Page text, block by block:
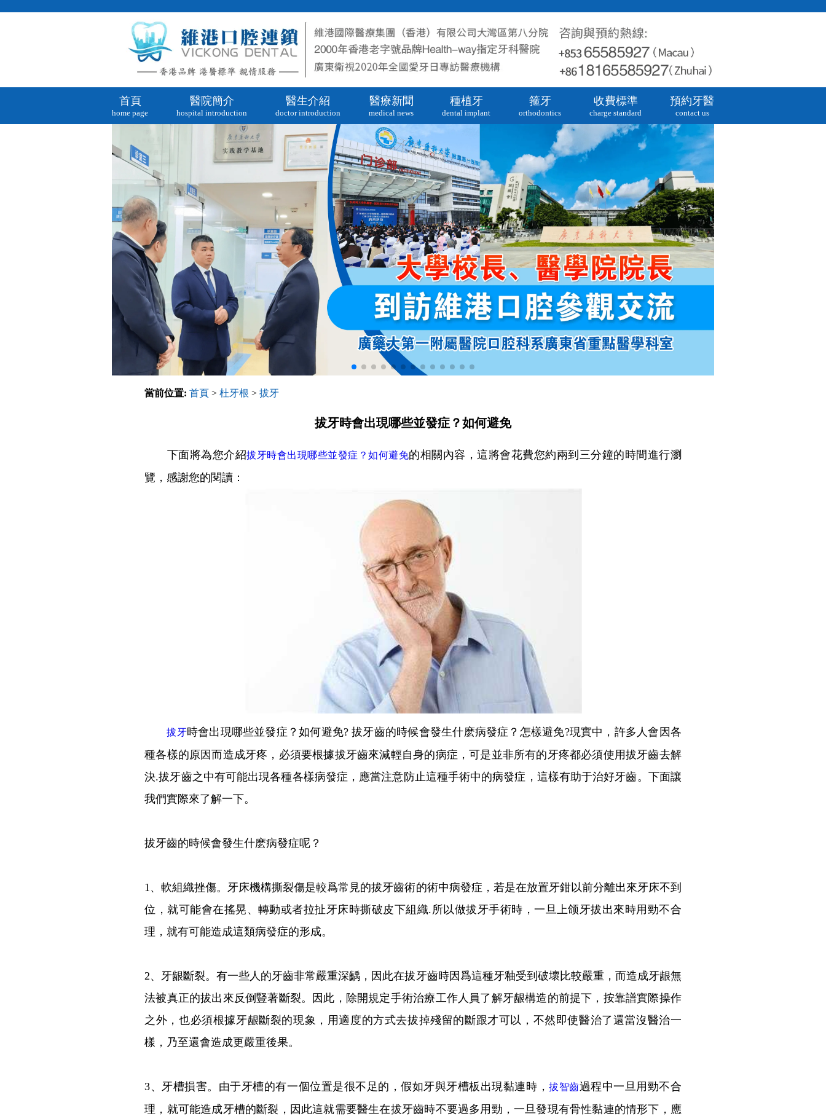
首頁
home page
醫院簡介
hospital introduction
醫生介紹
doctor introduction
醫療新聞
medical news
種植牙
dental implant
箍牙
orthodontics
收費標準
charge standard
預約牙醫
contact us
當前位置: 首頁 >杜牙根 >拔牙
拔牙時會出現哪些並發症？如何避免
下面將為您介紹拔牙時會出現哪些並發症？如何避免的相關內容，這將會花費您約兩到三分鐘的時間進行瀏
覽，感謝您的閱讀：
拔牙時會出現哪些並發症？如何避免? 拔牙齒的時候會發生什麽病發症？怎樣避免?現實中，許多人會因各
種各樣的原因而造成牙疼，必須要根據拔牙齒來減輕自身的病症，可是並非所有的牙疼都必須使用拔牙齒去解
決.拔牙齒之中有可能出現各種各樣病發症，應當注意防止這種手術中的病發症，這樣有助于治好牙齒。下面讓
我們實際來了解一下。
拔牙齒的時候會發生什麽病發症呢？
1、軟組織挫傷。牙床機構撕裂傷是較爲常見的拔牙齒術的術中病發症，若是在放置牙鉗以前分離出來牙床不到
位，就可能會在搖晃、轉動或者拉扯牙床時撕破皮下組織.所以做拔牙手術時，一旦上颌牙拔出來時用勁不合
理，就有可能造成這類病發症的形成。
2、牙龈斷裂。有一些人的牙齒非常嚴重深齲，因此在拔牙齒時因爲這種牙釉受到破壞比較嚴重，而造成牙龈無
法被真正的拔出來反倒豎著斷裂。因此，除開規定手術治療工作人員了解牙龈構造的前提下，按靠譜實際操作
之外，也必須根據牙龈斷裂的現象，用適度的方式去拔掉殘留的斷跟才可以，不然即使醫治了還當沒醫治一
樣，乃至還會造成更嚴重後果。
3、牙槽損害。由于牙槽的有一個位置是很不足的，假如牙與牙槽板出現黏連時，拔智齒過程中一旦用勁不合
理，就可能造成牙槽的斷裂，因此這就需要醫生在拔牙齒時不要過多用勁，一旦發現有骨性黏連的情形下，應